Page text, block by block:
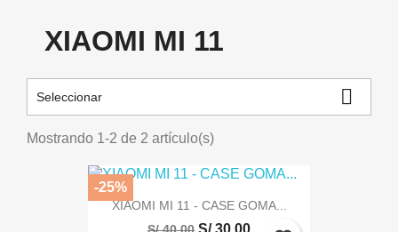
XIAOMI MI 11
Seleccionar 
Mostrando 1-2 de 2 artículo(s)
XIAOMI MI 11 - CASE GOMA...
-25%